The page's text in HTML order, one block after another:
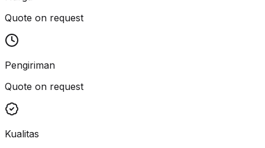
Quote on request
Pengiriman
Quote on request
Kualitas